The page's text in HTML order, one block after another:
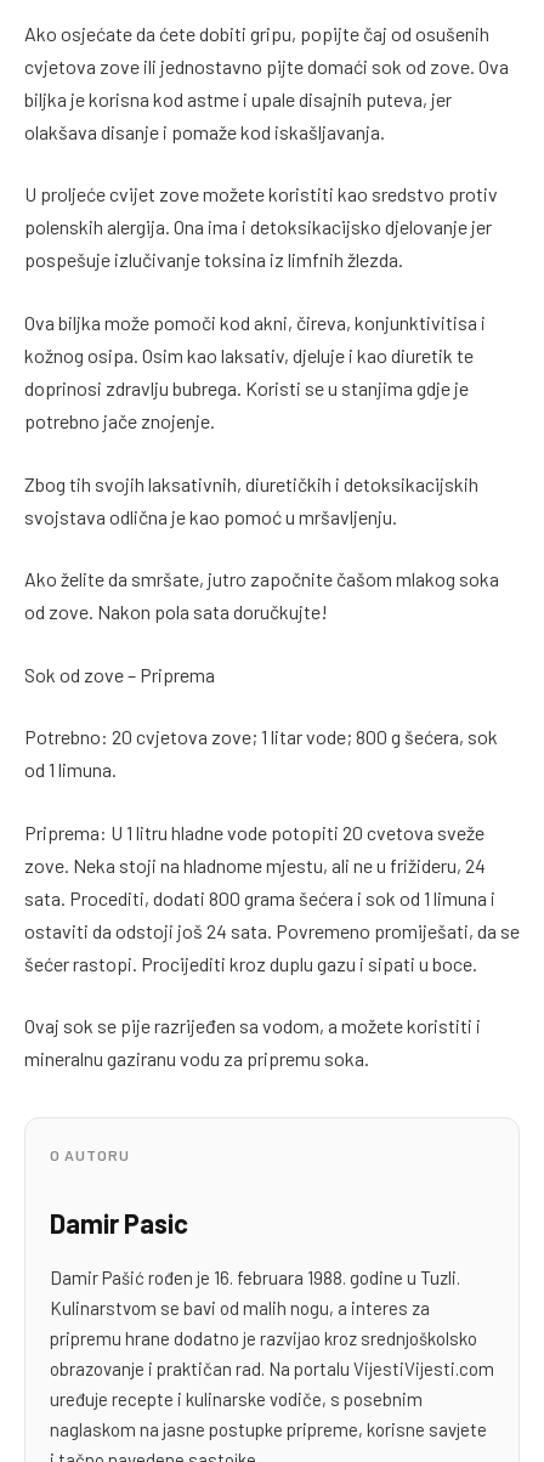
Ako osjećate da ćete dobiti gripu, popijte čaj od osušenih
cvjetova zove ili jednostavno pijte domaći sok od zove. Ova
biljka je korisna kod astme i upale disajnih puteva, jer
olakšava disanje i pomaže kod iskašljavanja.
U proljeće cvijet zove možete koristiti kao sredstvo protiv
polenskih alergija. Ona ima i detoksikacijsko djelovanje jer
pospešuje izlučivanje toksina iz limfnih žlezda.
Ova biljka može pomoči kod akni, čireva, konjunktivitisa i
kožnog osipa. Osim kao laksativ, djeluje i kao diuretik te
doprinosi zdravlju bubrega. Koristi se u stanjima gdje je
potrebno jače znojenje.
Zbog tih svojih laksativnih, diuretičkih i detoksikacijskih
svojstava odlična je kao pomoć u mršavljenju.
Ako želite da smršate, jutro započnite čašom mlakog soka
od zove. Nakon pola sata doručkujte!
Sok od zove – Priprema
Potrebno: 20 cvjetova zove; 1 litar vode; 800 g šećera, sok
od 1 limuna.
Priprema: U 1 litru hladne vode potopiti 20 cvetova sveže
zove. Neka stoji na hladnome mjestu, ali ne u frižideru, 24
sata. Procediti, dodati 800 grama šećera i sok od 1 limuna i
ostaviti da odstoji još 24 sata. Povremeno promiješati, da se
šećer rastopi. Procijediti kroz duplu gazu i sipati u boce.
Ovaj sok se pije razrijeđen sa vodom, a možete koristiti i
mineralnu gaziranu vodu za pripremu soka.
O AUTORU
Damir Pasic
Damir Pašić rođen je 16. februara 1988. godine u Tuzli.
Kulinarstvom se bavi od malih nogu, a interes za
pripremu hrane dodatno je razvijao kroz srednjoškolsko
obrazovanje i praktičan rad. Na portalu VijestiVijesti.com
uređuje recepte i kulinarske vodiče, s posebnim
naglaskom na jasne postupke pripreme, korisne savjete